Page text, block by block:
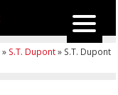
» S.T. Dupont» S.T. Dupont